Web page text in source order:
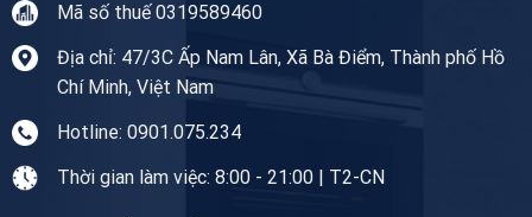
Mã số thuế 0319589460
Địa chỉ: 47/3C Ấp Nam Lân, Xã Bà Điểm, Thành phố Hồ
Chí Minh, Việt Nam
Hotline: 0901.075.234
Thời gian làm việc: 8:00 - 21:00 | T2-CN